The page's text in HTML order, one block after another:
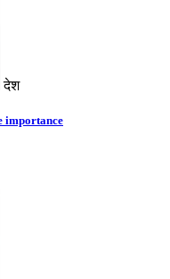
देश
importance